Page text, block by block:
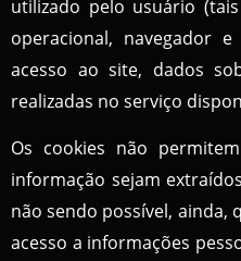
utilizado pelo usuário
operacional, navegador
acesso ao site, dados
realizadas no serviço
Os cookies não
informação sejam
não sendo possível, ainda,
acesso a informações